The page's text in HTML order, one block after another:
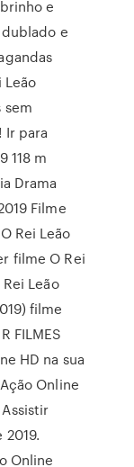
e
e
Leão
Ir para
118 m
Drama
Filme
Rei Leão
filme O Rei
Leão
filme
FILMES
HD na sua
Online
Online